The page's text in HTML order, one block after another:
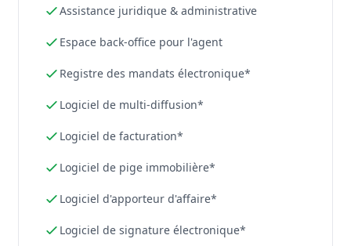
Assistance juridique & administrative
Espace back-office pour l'agent
Registre des mandats électronique*
Logiciel de multi-diffusion*
Logiciel de facturation*
Logiciel de pige immobilière*
Logiciel d'apporteur d'affaire*
Logiciel de signature électronique*